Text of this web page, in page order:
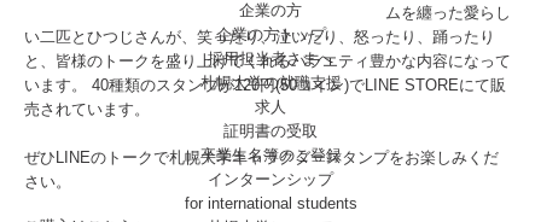
企業の方
企業の方トップ
採用担当者さまへ
札幌大学の就職支援
求人
証明書の受取
卒業生名簿のご登録
インターンシップ
for international students
ムを纏った愛らし
い二匹とひつじさんが、笑ったり、泣いたり、怒ったり、踊ったり
と、皆様のトークを盛り上げてくれるバラエティ豊かな内容になって
います。 40種類のスタンプが120円(50コイン)でLINE STOREにて販
売されています。
ぜひLINEのトークで札幌大学キャラクタースタンプをお楽しみくだ
さい。